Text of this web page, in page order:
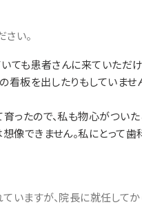
い。
ても患者さんに来ていただ
看板を出したりもしていま
ったので、私も物心がつい
できません。私にとって歯
いますが、院長に就任して